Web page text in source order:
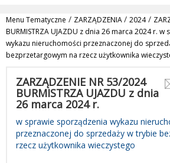
Menu Tematyczne / ZARZĄDZENIA/ 2024/
BURMISTRZA UJAZDU z dnia 26 marca 2024 r.
wykazu nieruchomości przeznaczonej do
bezprzetargowym na rzecz użytkownika
ZARZĄDZENIE NR 53/2024
BURMISTRZA UJAZDU z dnia
26 marca 2024 r.
w sprawie sporządzenia wykazu
przeznaczonej do sprzedaży w trybie
rzecz użytkownika wieczystego